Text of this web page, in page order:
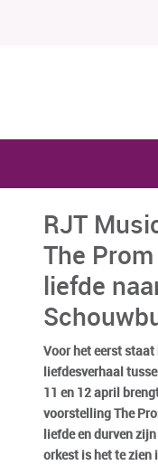
RJT
The
liefde
Voor het eerst
liefdesverhaal
11 en 12 april
voorstelling The
liefde en durven
orkest is het te zien